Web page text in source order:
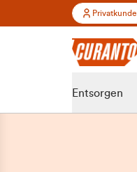
Privatkunde
Entsorgen